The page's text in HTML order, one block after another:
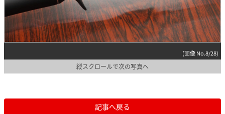
(画像 No.8/28)
縦スクロールで次の写真へ
記事へ戻る